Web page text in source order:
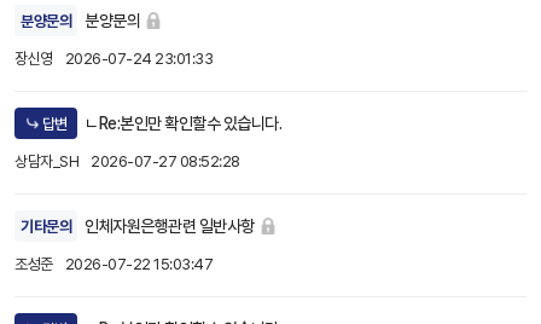
분양문의 분양문의
장신영 2026-07-24 23:01:33
답변 ㄴRe:본인만 확인할수 있습니다.
상담자_SH 2026-07-27 08:52:28
기타문의 인체자원은행관련 일반사항
조성준 2026-07-22 15:03:47